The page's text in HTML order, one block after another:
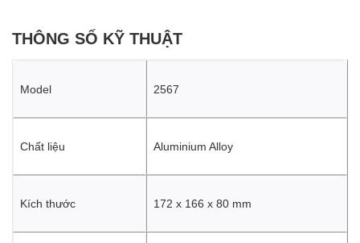
THÔNG SỐ KỸ THUẬT
Model 2567
Chất liệu Aluminium Alloy
Kích thước 172 x 166 x 80 mm